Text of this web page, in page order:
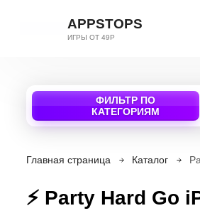
APPSTOPS
ИГРЫ ОТ 49Р
ФИЛЬТР ПО
КАТЕГОРИЯМ
Главная страница Каталог
⚡️ Party Hard Go